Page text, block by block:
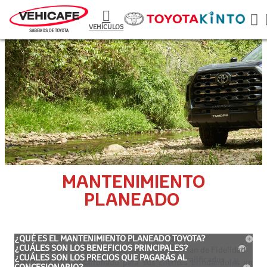
VEHÍCULOS
MANTENIMIENTO
PLANEADO
¿QUÉ ES EL MANTENIMIENTO PLANEADO TOYOTA?
Es un beneficio diferencial que hace parte del Plan de Fidelidad
que Toyota ha desarrollado para sus clientes brindándoles un
¿CUÁLES SON LOS BENEFICIOS PRINCIPALES?
Mantenimiento realizado por técnicos calificados y
¿CUÁLES SON LOS PRECIOS QUE PAGARÁS AL